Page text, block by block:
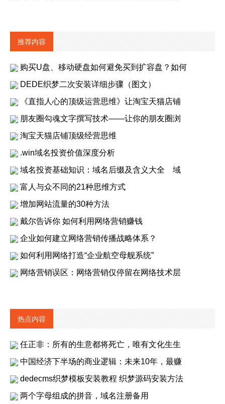
推荐内容
购买U盘、移动硬盘如何避免买到扩容盘？如何
DEDE织梦二次安装详细步骤（图文）
《直指人心的顶级运营思维》让淘宝天猫店铺
朋友圈勾魂文字撰写技术——让你的朋友圈浏
淘宝天猫店铺顶级经营思维
.win域名投资价值深度分析
域名投资基础知识：域名后缀及含义大全 域
富人与众不同的21种思维方式
增加网站流量的30种方法
戴尔告诉你 如何利用网络营销赚钱
企业如何建立网络营销传播战略体系？
如何利用网络打造“企业航空母舰系统”
网络营销误区：网络营销仅停留在网络技术层
热点内容
任正非：所有的生意都将死亡，唯有文化生生
中国经济下半场的商业逻辑：未来10年，最赚
dedecms织梦模板安装教程 织梦源码安装方法
两个字母组成的拼音，域名注册备用